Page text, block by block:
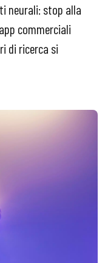
neurali: stop alla
commerciali
di ricerca si